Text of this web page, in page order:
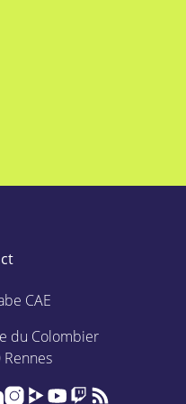
CAE
du Colombier